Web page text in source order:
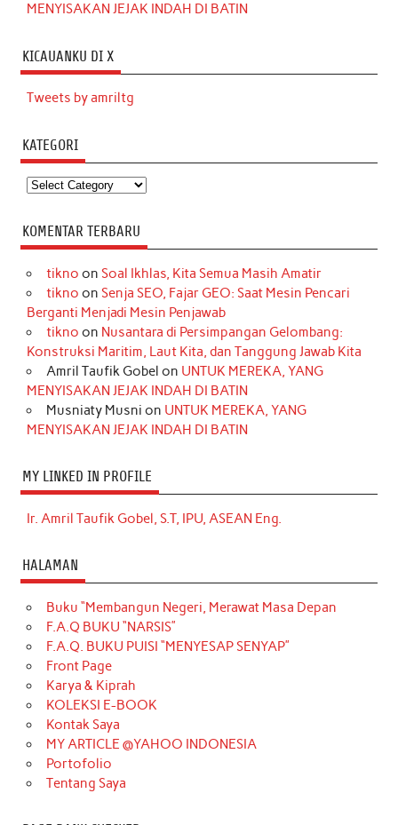
MENYISAKAN JEJAK INDAH DI BATIN
KICAUANKU DI X
Tweets by amriltg
KATEGORI
Kategori
KOMENTAR TERBARU
tikno on Soal Ikhlas, Kita Semua Masih Amatir
tikno on Senja SEO, Fajar GEO: Saat Mesin Pencari
Berganti Menjadi Mesin Penjawab
tikno on Nusantara di Persimpangan Gelombang:
Konstruksi Maritim, Laut Kita, dan Tanggung Jawab Kita
Amril Taufik Gobel on UNTUK MEREKA, YANG
MENYISAKAN JEJAK INDAH DI BATIN
Musniaty Musni on UNTUK MEREKA, YANG
MENYISAKAN JEJAK INDAH DI BATIN
MY LINKED IN PROFILE
Ir. Amril Taufik Gobel, S.T, IPU, ASEAN Eng.
HALAMAN
Buku “Membangun Negeri, Merawat Masa Depan
F.A.Q BUKU “NARSIS”
F.A.Q. BUKU PUISI “MENYESAP SENYAP”
Front Page
Karya & Kiprah
KOLEKSI E-BOOK
Kontak Saya
MY ARTICLE @YAHOO INDONESIA
Portofolio
Tentang Saya